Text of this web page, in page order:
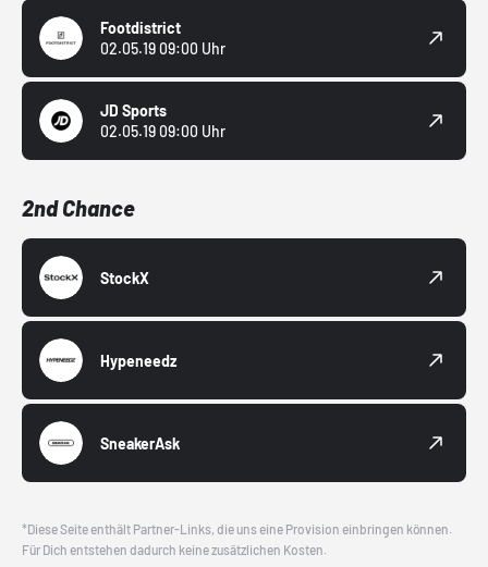
Footdistrict
02.05.19 09:00 Uhr
JD Sports
02.05.19 09:00 Uhr
2nd Chance
StockX
Hypeneedz
SneakerAsk
*Diese Seite enthält Partner-Links, die uns eine Provision einbringen können.
Für Dich entstehen dadurch keine zusätzlichen Kosten.